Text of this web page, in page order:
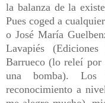
la balanza de la
Pues coged a
o José María
Lavapiés
Barrueco (lo releí por
una bomba).
reconocimiento a